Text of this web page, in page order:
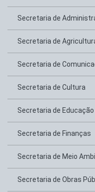
Secretaria de
Secretaria de
Secretaria de
Secretaria de Cultura
Secretaria de Educação
Secretaria de Finanças
Secretaria de Meio
Secretaria de Obras